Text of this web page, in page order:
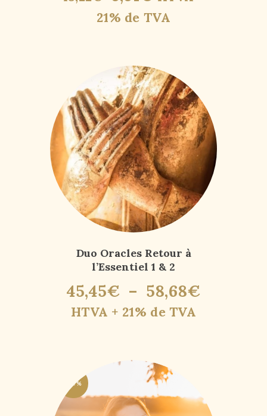
21% de TVA
Duo Oracles Retour à
l’Essentiel 1 & 2
45,45€ – 58,68€
HTVA + 21% de TVA
-50%